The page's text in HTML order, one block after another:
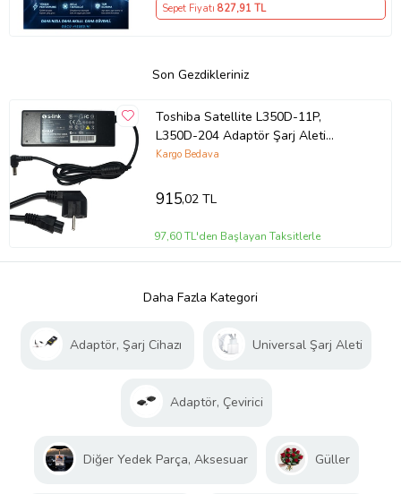
Sepet Fiyatı 827,91 TL
Son Gezdikleriniz
Toshiba Satellite L350D-11P,
L350D-204 Adaptör Şarj Aleti
(Siyah)
Kargo Bedava
915,02 TL
97,60 TL'den Başlayan Taksitlerle
Daha Fazla Kategori
Adaptör, Şarj Cihazı Universal Şarj Aleti
Adaptör, Çevirici
Diğer Yedek Parça, Aksesuar Güller